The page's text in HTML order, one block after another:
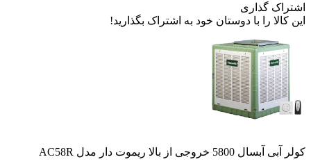
اشتراک گذاری
این کالا را با دوستان خود به اشتراک بگذارید!
کولر آبی آبسال 5800 خروجی از بالا ریموت دار مدل AC58R